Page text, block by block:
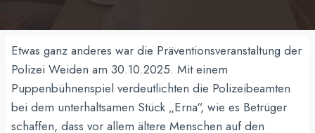
Etwas ganz anderes war die Präventionsveranstaltung der
Polizei Weiden am 30.10.2025. Mit einem
Puppenbühnenspiel verdeutlichten die Polizeibeamten
bei dem unterhaltsamen Stück „Erna“, wie es Betrüger
schaffen, dass vor allem ältere Menschen auf den